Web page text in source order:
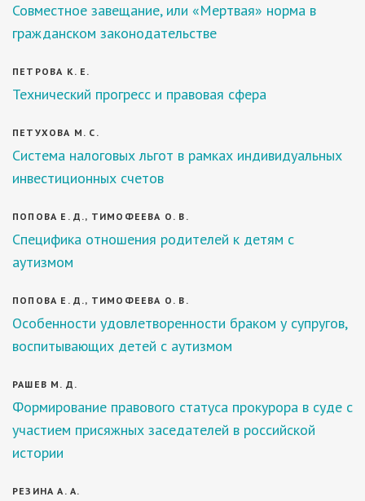
Совместное завещание, или «Мертвая» норма в
гражданском законодательстве
ПЕТРОВА К. Е.
Технический прогресс и правовая сфера
ПЕТУХОВА М. С.
Система налоговых льгот в рамках индивидуальных
инвестиционных счетов
ПОПОВА Е. Д., ТИМОФЕЕВА О. В.
Специфика отношения родителей к детям с
аутизмом
ПОПОВА Е. Д., ТИМОФЕЕВА О. В.
Особенности удовлетворенности браком у супругов,
воспитывающих детей с аутизмом
РАШЕВ М. Д.
Формирование правового статуса прокурора в суде с
участием присяжных заседателей в российской
истории
РЕЗИНА А. А.